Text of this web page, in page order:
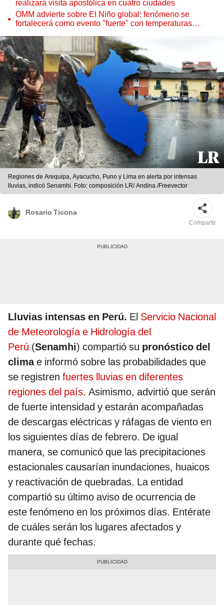
realizará visita apostólica en cuatro ciudades
OMM advierte sobre El Niño global: fenómeno se
fortalecerá como evento "fuerte" con temperaturas
Regiones de Arequipa, Ayacucho, Puno y Lima en alerta por intensas
lluvias, indicó Senamhi. Foto: composición LR/ Andina /Freevector
Rosario Ticona
Compartir
Lluvias intensas en Perú. El Servicio Nacional
de Meteorología e Hidrología del
Perú (Senamhi) compartió su pronóstico del
climae informó sobre las probabilidades que
se registren fuertes lluvias en diferentes
regiones del país. Asimismo, advirtió que serán
de fuerte intensidad y estarán acompañadas
de descargas eléctricas y ráfagas de viento en
los siguientes días de febrero. De igual
manera, se comunicó que las precipitaciones
estacionales causarían inundaciones, huaicos
y reactivación de quebradas. La entidad
compartió su último aviso de ocurrencia de
este fenómeno en los próximos días. Entérate
de cuáles serán los lugares afectados y
durante qué fechas.